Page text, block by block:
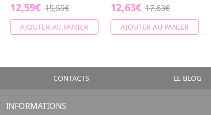
12,59€ 15,59€
AJOUTER AU PANIER
12,63€ 17,63€
AJOUTER AU PANIER
CONTACTS LE BLOG
INFORMATIONS